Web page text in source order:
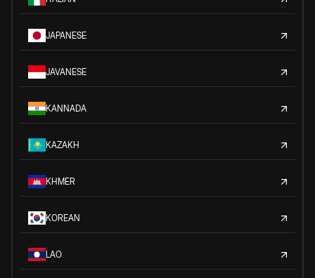
JAPANESE
JAVANESE
KANNADA
KAZAKH
KHMER
KOREAN
LAO